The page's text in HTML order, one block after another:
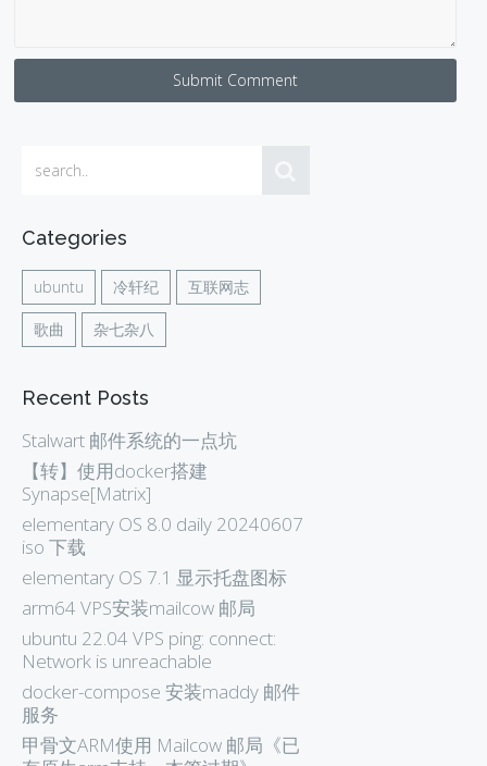
Submit Comment
Categories
ubuntu 冷轩纪 互联网志
歌曲 杂七杂八
Recent Posts
Stalwart 邮件系统的一点坑
【转】使用docker搭建
Synapse[Matrix]
elementary OS 8.0 daily 20240607
iso 下载
elementary OS 7.1 显示托盘图标
arm64 VPS安装mailcow 邮局
ubuntu 22.04 VPS ping: connect:
Network is unreachable
docker-compose 安装maddy 邮件
服务
甲骨文ARM使用 Mailcow 邮局《已